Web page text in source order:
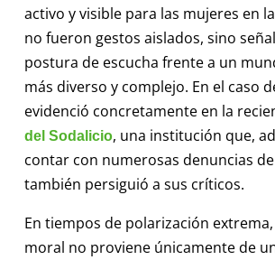
activo y visible para las mujeres en
no fueron gestos aislados, sino
postura de escucha frente a un
más diverso y complejo. En el caso
evidenció concretamente en la
del Sodalicio, una institución que,
contar con numerosas denuncias
también persiguió a sus críticos.
En tiempos de polarización
moral no proviene únicamente de